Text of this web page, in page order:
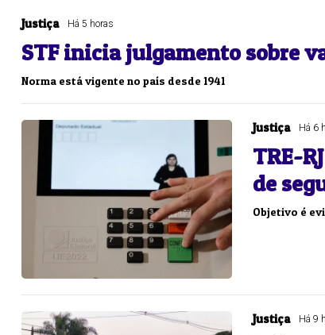
Justiça Há 5 horas
STF inicia julgamento sobre
Norma está vigente no país desde 1941
Justiça Há 6
TRE-
de
Objetivo é
Justiça Há 9
3754 (05/08/26)
20 21 23
detalhes
Concurso
10 12
35 43 49
63